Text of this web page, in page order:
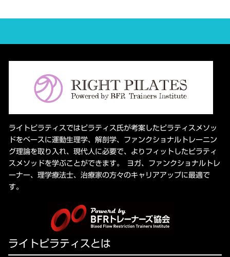
ライトピラティスではピラティス氏が考案したピラティスメソッ
ドをベースに運動生理学、解剖学、ファンクショナルトレーニン
グ理論を取り入れ、現代人に必要で、よりフィットしたピラティ
スメソッドを学ぶことができます。 ヨガ、ファンクショナルトレ
ーナー、理学療法士、治療家の方々のキャリアアップに最適で
す。
ライトピラティスとは